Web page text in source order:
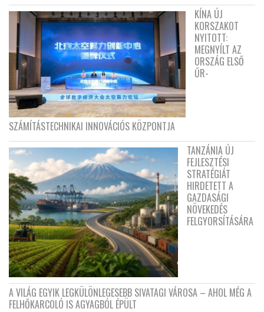
KÍNA ÚJ
KORSZAKOT
NYITOTT:
MEGNYÍLT AZ
ORSZÁG ELSŐ
ŰR-
SZÁMÍTÁSTECHNIKAI INNOVÁCIÓS KÖZPONTJA
TANZÁNIA ÚJ
FEJLESZTÉSI
STRATÉGIÁT
HIRDETETT A
GAZDASÁGI
NÖVEKEDÉS
FELGYORSÍTÁSÁRA
A VILÁG EGYIK LEGKÜLÖNLEGESEBB SIVATAGI VÁROSA – AHOL MÉG A
FELHŐKARCOLÓ IS AGYAGBÓL ÉPÜLT